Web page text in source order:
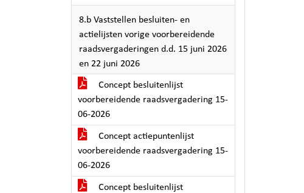
8.b Vaststellen besluiten- en
actielijsten vorige voorbereidende
raadsvergaderingen d.d. 15 juni 2026
en 22 juni 2026
Concept besluitenlijst
voorbereidende raadsvergadering 15-
06-2026
Concept actiepuntenlijst
voorbereidende raadsvergadering 15-
06-2026
Concept besluitenlijst